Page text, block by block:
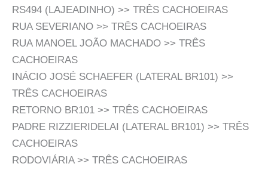
RS494 (LAJEADINHO) >> TRÊS CACHOEIRAS
RUA SEVERIANO >> TRÊS CACHOEIRAS
RUA MANOEL JOÃO MACHADO >> TRÊS
CACHOEIRAS
INÁCIO JOSÉ SCHAEFER (LATERAL BR101) >>
TRÊS CACHOEIRAS
RETORNO BR101 >> TRÊS CACHOEIRAS
PADRE RIZZIERIDELAI (LATERAL BR101) >> TRÊS
CACHOEIRAS
RODOVIÁRIA >> TRÊS CACHOEIRAS